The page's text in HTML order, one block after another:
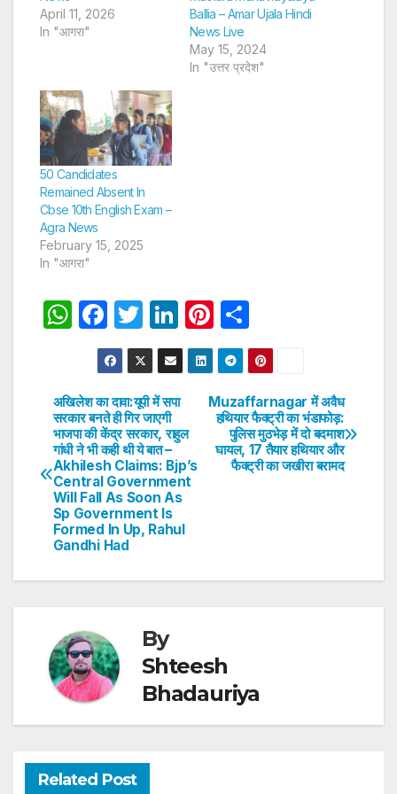
April 11, 2026
In "आगरा"
Ballia – Amar Ujala Hindi
News Live
May 15, 2024
In "उत्तर प्रदेश"
50 Candidates
Remained Absent In
Cbse 10th English Exam –
Agra News
February 15, 2025
In "आगरा"
W
s
A
p
p
F
a
c
e
b
o
o
k
T
w
itt
er
Li
n
k
e
dI
n
Pi
nt
er
e
st
h
ar
e
Post
navigation
Muzaffarnagar में अवैध
हथियार फैक्ट्री का भंडाफोड़:
पुलिस मुठभेड़ में दो बदमाश
घायल, 17 तैयार हथियार और
फैक्ट्री का जखीरा बरामद
अखिलेश का दावा:यूपी में सपा
सरकार बनते ही गिर जाएगी
भाजपा की केंद्र सरकार, राहुल
गांधी ने भी कही थी ये बात –
Akhilesh Claims: Bjp’s
Central Government
Will Fall As Soon As
Sp Government Is
Formed In Up, Rahul
Gandhi Had
By
Shteesh
Bhadauriya
Related Post